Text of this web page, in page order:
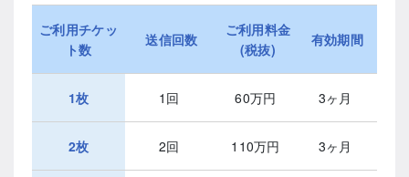
ご利用チケッ
ト数
送信回数
ご利用料金
(税抜)
有効期間
1枚 1回 60万円 3ヶ月
2枚 2回 110万円 3ヶ月